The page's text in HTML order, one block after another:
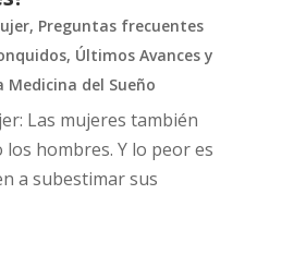
, Preguntas frecuentes
, Últimos Avances y
Medicina del Sueño
Las mujeres también
hombres. Y lo peor es
a subestimar sus